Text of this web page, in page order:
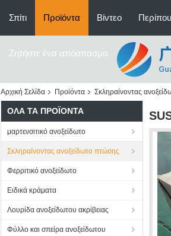
Σπίτι Προϊόντα Βίντεο
Ζητήστε ένα απόσπασμα
Αρχική Σελίδα Προϊόντα Σκληραίνοντας
ΌΛΑ ΤΑ ΠΡΟΪΌΝΤΑ
μαρτενσιτικό ανοξείδωτο
Σκληραίνοντας ανοξείδωτο πτώσης
Φερριτικό ανοξείδωτο
Ειδικά κράματα
Λουρίδα ανοξείδωτου ακρίβειας
Φύλλο και σπείρα ανοξείδωτου